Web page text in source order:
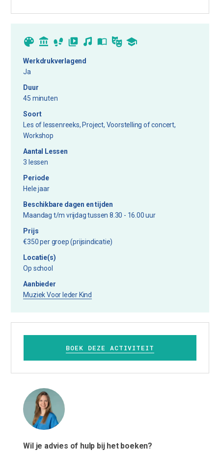
Werkdrukverlagend
Ja
Duur
45 minuten
Soort
Les of lessenreeks, Project, Voorstelling of concert,
Workshop
Aantal Lessen
3 lessen
Periode
Hele jaar
Beschikbare dagen en tijden
Maandag t/m vrijdag tussen 8.30 - 16.00 uur
Prijs
€350 per groep (prijsindicatie)
Locatie(s)
Op school
Aanbieder
Muziek Voor Ieder Kind
BOEK DEZE ACTIVITEIT
Wil je advies of hulp bij het boeken?